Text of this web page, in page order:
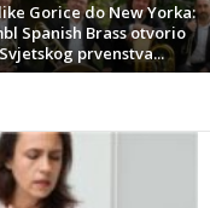
Gorice do New Yorka:
Spanish Brass otvorio
prvenstva...